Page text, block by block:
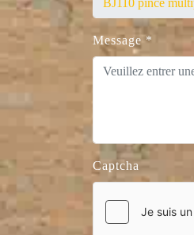
Message *
Captcha